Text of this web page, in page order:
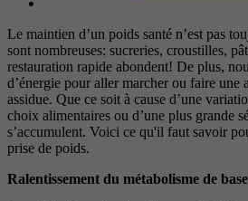
Le maintien d’un poids santé n’est pas
sont nombreuses: sucreries, croustilles,
restauration rapide abondent! De plus,
d’énergie pour aller marcher ou faire une
assidue. Que ce soit à cause d’une
choix alimentaires ou d’une plus grande
s’accumulent. Voici ce qu'il faut savoir
prise de poids.
Ralentissement du métabolisme de base